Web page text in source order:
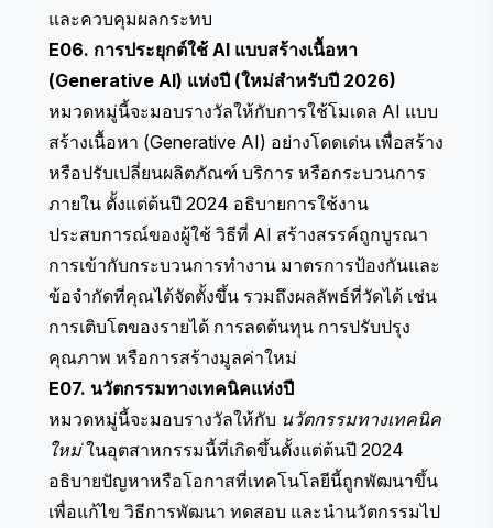
และควบคุมผลกระทบ
E06. การประยุกต์ใช้ AI แบบสร้างเนื้อหา
(Generative AI) แห่งปี (ใหม่สำหรับปี 2026)
หมวดหมู่นี้จะมอบรางวัลให้กับการใช้โมเดล AI แบบ
สร้างเนื้อหา (Generative AI) อย่างโดดเด่น เพื่อสร้าง
หรือปรับเปลี่ยนผลิตภัณฑ์ บริการ หรือกระบวนการ
ภายใน ตั้งแต่ต้นปี 2024 อธิบายการใช้งาน
ประสบการณ์ของผู้ใช้ วิธีที่ AI สร้างสรรค์ถูกบูรณา
การเข้ากับกระบวนการทำงาน มาตรการป้องกันและ
ข้อจำกัดที่คุณได้จัดตั้งขึ้น รวมถึงผลลัพธ์ที่วัดได้ เช่น
การเติบโตของรายได้ การลดต้นทุน การปรับปรุง
คุณภาพ หรือการสร้างมูลค่าใหม่
E07. นวัตกรรมทางเทคนิคแห่งปี
หมวดหมู่นี้จะมอบรางวัลให้กับ นวัตกรรมทางเทคนิค
ใหม่ในอุตสาหกรรมนี้ที่เกิดขึ้นตั้งแต่ต้นปี 2024
อธิบายปัญหาหรือโอกาสที่เทคโนโลยีนี้ถูกพัฒนาขึ้น
เพื่อแก้ไข วิธีการพัฒนา ทดสอบ และนำนวัตกรรมไป